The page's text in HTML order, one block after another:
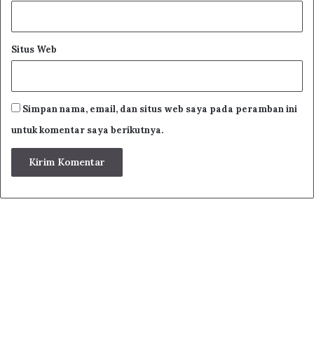
Situs Web
Simpan nama, email, dan situs web saya pada peramban ini
untuk komentar saya berikutnya.